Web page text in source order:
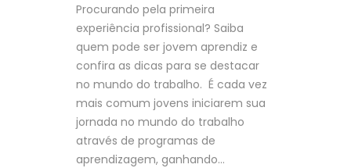
Procurando pela primeira
experiência profissional? Saiba
quem pode ser jovem aprendiz e
confira as dicas para se destacar
no mundo do trabalho. É cada vez
mais comum jovens iniciarem sua
jornada no mundo do trabalho
através de programas de
aprendizagem, ganhando...